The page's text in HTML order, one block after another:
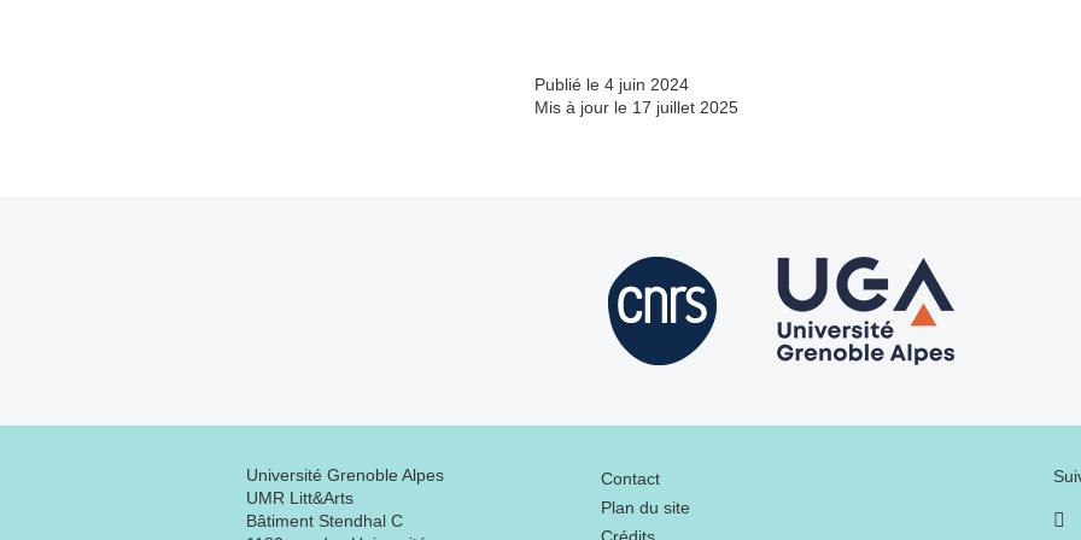
Publié le 4 juin 2024
Mis à jour le 17 juillet 2025
Université Grenoble Alpes
UMR Litt&Arts
Bâtiment Stendhal C
Menu footer
Contact
Plan du site
Crédits